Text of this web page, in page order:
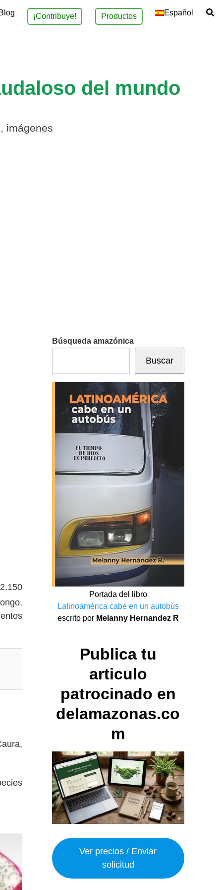
¡Contribuye! Productos Español
del mundo
imágenes
Búsqueda amazónica
Buscar
Portada del libro
Latinoamérica cabe en un autobús
escrito por Melanny Hernandez R
Publica tu
articulo
patrocinado en
delamazonas.co
m
Ver precios / Enviar
solicitud